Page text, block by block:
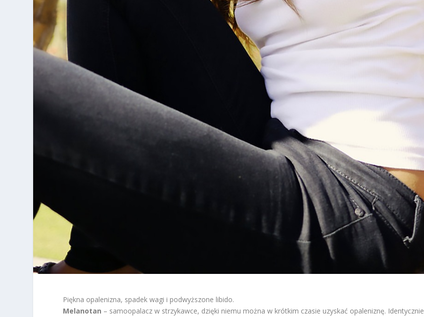
Piękna opalenizna, spadek wagi i podwyższone libido.
Melanotan – samoopalacz w strzykawce, dzięki niemu można w krótkim czasie uzyskać opaleniznę. Identycznie